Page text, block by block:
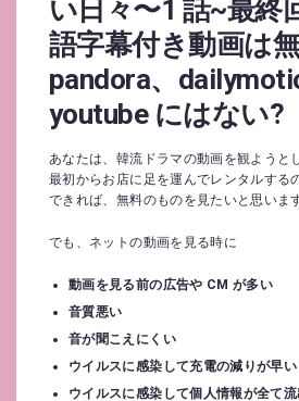
い日々〜1 話~最終
語字幕付き動画は
pandora、
youtube にはない?
あなたは、韓流ドラマの動画を観ようと
最初からお店に足を運んでレンタルする
できれば、無料のものを見たいと思いま
でも、ネットの動画を見る時に
動画を見る前の広告や CM が多い
音質悪い
音が聞こえにくい
ウイルスに感染して充電の減りが早い
ウイルスに感染して個人情報が全て流